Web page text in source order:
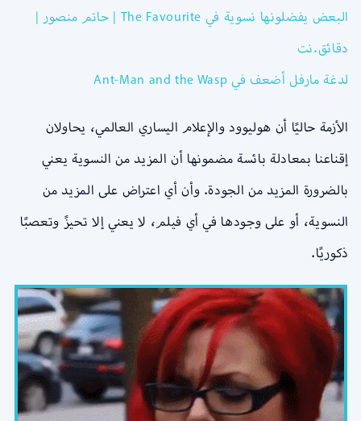
البعض يفضلونها نسوية في The Favourite | حاتم منصور |
دقائق.نت
لدغة مارفل أضعف في Ant-Man and the Wasp
الأزمة حاليًا أن هوليوود والإعلام اليساري العالمي، يحاولان
إقناعنا بمعادلة بائسة مضمونها أن المزيد من النسوية يعني
بالضرورة المزيد من الجودة. وأن أي اعتراض على المزيد من
النسوية، أو على وجودها في أي فيلم، لا يعني إلا تحيزً وتعصبًا
ذكوريًا.